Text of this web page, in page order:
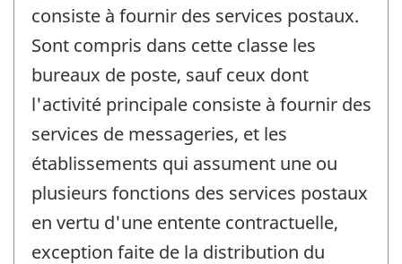
consiste à fournir des services postaux.
Sont compris dans cette classe les
bureaux de poste, sauf ceux dont
l'activité principale consiste à fournir des
services de messageries, et les
établissements qui assument une ou
plusieurs fonctions des services postaux
en vertu d'une entente contractuelle,
exception faite de la distribution du